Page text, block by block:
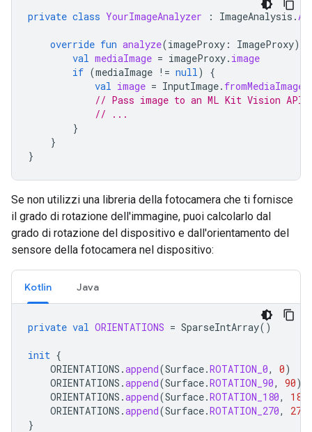
private class YourImageAnalyzer : ImageAnalysis .
override fun analyze(imageProxy : ImageProxy)
val mediaImage = imageProxy. image
if (mediaImage != null)
{
val image = InputImage. fromMediaImage
// Pass image to an ML Kit Vision API
// ...
}
}
}
Se non utilizzi una libreria della fotocamera che ti fornisce
il grado di rotazione dell'immagine, puoi calcolarlo dal
grado di rotazione del dispositivo e dall'orientamento del
sensore della fotocamera nel dispositivo:
Kotlin Java
private val ORIENTATIONS = SparseIntArray()
init {
ORIENTATIONS .append(Surface.ROTATION_0, 0)
ORIENTATIONS .append(Surface.ROTATION_90, 90)
ORIENTATIONS .append(Surface.ROTATION_180, 180
ORIENTATIONS .append(Surface.ROTATION_270, 270
}